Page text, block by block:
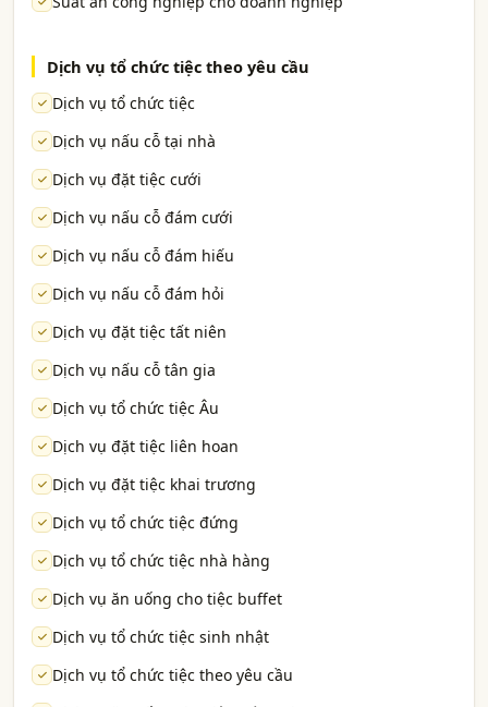
Dịch vụ tổ chức tiệc theo yêu cầu
Dịch vụ tổ chức tiệc
Dịch vụ nấu cỗ tại nhà
Dịch vụ đặt tiệc cưới
Dịch vụ nấu cỗ đám cưới
Dịch vụ nấu cỗ đám hiếu
Dịch vụ nấu cỗ đám hỏi
Dịch vụ đặt tiệc tất niên
Dịch vụ nấu cỗ tân gia
Dịch vụ tổ chức tiệc Âu
Dịch vụ đặt tiệc liên hoan
Dịch vụ đặt tiệc khai trương
Dịch vụ tổ chức tiệc đứng
Dịch vụ tổ chức tiệc nhà hàng
Dịch vụ ăn uống cho tiệc buffet
Dịch vụ tổ chức tiệc sinh nhật
Dịch vụ tổ chức tiệc theo yêu cầu